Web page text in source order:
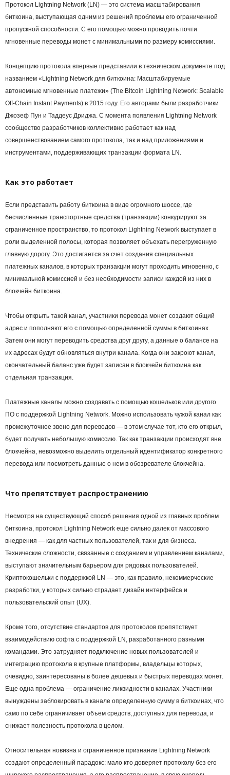
Протокол Lightning Network (LN) — это система масштабирования
биткоина, выступающая одним из решений проблемы его ограниченной
пропускной способности. С его помощью можно проводить почти
мгновенные переводы монет с минимальными по размеру комиссиями.
Концепцию протокола впервые представили в техническом документе под
названием «Lightning Network для биткоина: Масштабируемые
автономные мгновенные платежи» (The Bitcoin Lightning Network: Scalable
Off-Chain Instant Payments) в 2015 году. Его авторами были разработчики
Джозеф Пун и Таддеус Дриджа. С момента появления Lightning Network
сообщество разработчиков коллективно работает как над
совершенствованием самого протокола, так и над приложениями и
инструментами, поддерживающих транзакции формата LN.
Как это работает
Если представить работу биткоина в виде огромного шоссе, где
бесчисленные транспортные средства (транзакции) конкурируют за
ограниченное пространство, то протокол Lightning Network выступает в
роли выделенной полосы, которая позволяет объехать перегруженную
главную дорогу. Это достигается за счет создания специальных
платежных каналов, в которых транзакции могут проходить мгновенно, с
минимальной комиссией и без необходимости записи каждой из них в
блокчейн биткоина.
Чтобы открыть такой канал, участники перевода монет создают общий
адрес и пополняют его с помощью определенной суммы в биткоинах.
Затем они могут переводить средства друг другу, а данные о балансе на
их адресах будут обновляться внутри канала. Когда они закроют канал,
окончательный баланс уже будет записан в блокчейн биткоина как
отдельная транзакция.
Платежные каналы можно создавать с помощью кошельков или другого
ПО с поддержкой Lightning Network. Можно использовать чужой канал как
промежуточное звено для переводов — в этом случае тот, кто его открыл,
будет получать небольшую комиссию. Так как транзакции происходят вне
блокчейна, невозможно выделить отдельный идентификатор конкретного
перевода или посмотреть данные о нем в обозревателе блокчейна.
Что препятствует распространению
Несмотря на существующий способ решения одной из главных проблем
биткоина, протокол Lightning Network еще сильно далек от массового
внедрения — как для частных пользователей, так и для бизнеса.
Технические сложности, связанные с созданием и управлением каналами,
выступают значительным барьером для рядовых пользователей.
Криптокошельки с поддержкой LN — это, как правило, некоммерческие
разработки, у которых сильно страдает дизайн интерфейса и
пользовательский опыт (UX).
Кроме того, отсутствие стандартов для протоколов препятствует
взаимодействию софта с поддержкой LN, разработанного разными
командами. Это затрудняет подключение новых пользователей и
интеграцию протокола в крупные платформы, владельцы которых,
очевидно, заинтересованы в более дешевых и быстрых переводах монет.
Еще одна проблема — ограничение ликвидности в каналах. Участники
вынуждены заблокировать в канале определенную сумму в биткоинах, что
само по себе ограничивает объем средств, доступных для перевода, и
снижает полезность протокола в целом.
Относительная новизна и ограниченное признание Lightning Network
создают определенный парадокс: мало кто доверяет протоколу без его